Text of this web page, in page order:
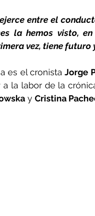
entre el
la hemos visto,
vez, tiene futuro
es el cronista Jorge
la labor de la
y Cristina